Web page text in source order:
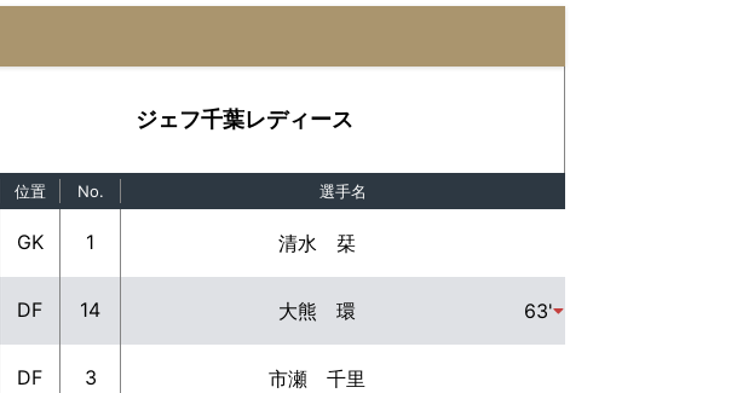
ジェフ千葉レディース
位置 No. 選手名
GK 1 清水 栞
DF 14 大熊 環 63'
DF 3 市瀬 千里